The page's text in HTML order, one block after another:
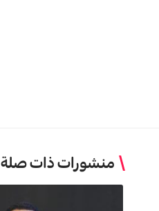
منشورات ذات صلة